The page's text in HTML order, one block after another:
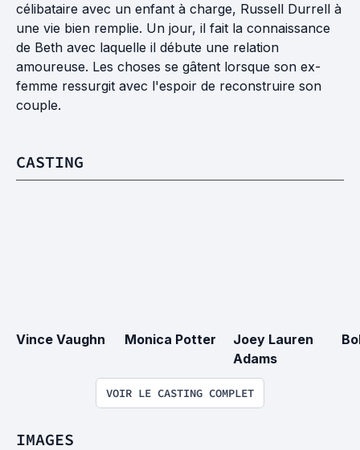
célibataire avec un enfant à charge, Russell Durrell à
une vie bien remplie. Un jour, il fait la connaissance
de Beth avec laquelle il débute une relation
amoureuse. Les choses se gâtent lorsque son ex-
femme ressurgit avec l'espoir de reconstruire son
couple.
CASTING
Vince Vaughn Monica Potter
Joey Lauren
Adams
VOIR LE CASTING COMPLET
IMAGES